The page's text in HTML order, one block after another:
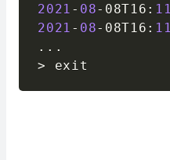
2021 - 08- 08T16 : 11
2021 - 08- 08T16 : 11
. . .
>
exit